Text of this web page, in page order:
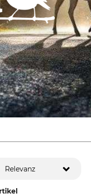
Relevanz